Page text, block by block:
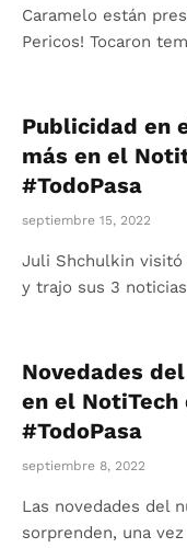
Caramelo están
Pericos! Tocaron
Publicidad en
más en el
#TodoPasa
septiembre 15, 2022
Juli Shchulkin visitó
y trajo sus 3
Novedades
en el
#TodoPasa
septiembre 8, 2022
Las novedades del
sorprenden, una